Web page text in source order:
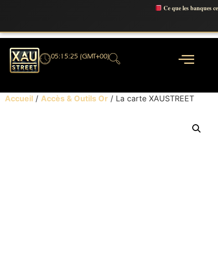
Ce que les banques
05:15:26 (GMT+00)
Accueil / Accès & Outils Or / La carte XAUSTREET